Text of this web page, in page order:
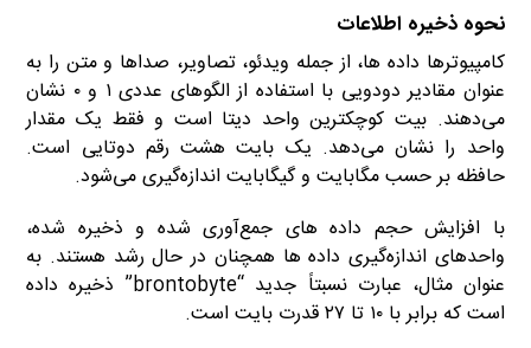
نحوه ذخیره اطلاعات
کامپیوترها داده ها، از جمله ویدئو، تصاویر، صداها و متن را به
عنوان مقادیر دودویی با استفاده از الگوهای عددی ۱ و ۰ نشان
می‌دهند. بیت کوچکترین واحد دیتا است و فقط یک مقدار
واحد را نشان می‌دهد. یک بایت هشت رقم دوتایی است.
حافظه بر حسب مگابایت و گیگابایت اندازه‌گیری می‌شود.
با افزایش حجم داده های جمع‌آوری شده و ذخیره شده،
واحدهای اندازه‌گیری داده ها همچنان در حال رشد هستند. به
عنوان مثال، عبارت نسبتاً جدید “brontobyte” ذخیره داده
است که برابر با ۱۰ تا ۲۷ قدرت بایت است.